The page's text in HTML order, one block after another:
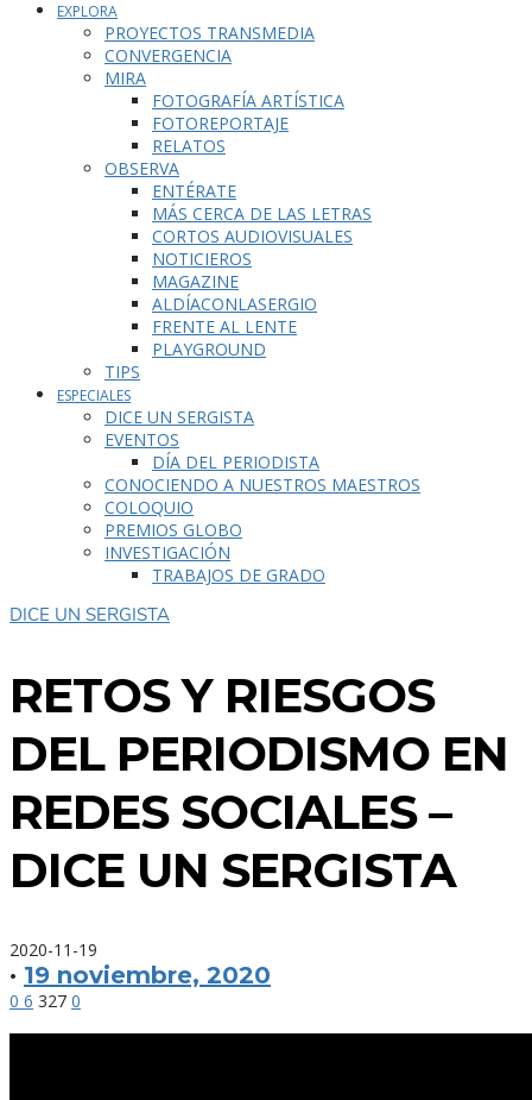
EXPLORA
PROYECTOS TRANSMEDIA
CONVERGENCIA
MIRA
FOTOGRAFÍA ARTÍSTICA
FOTOREPORTAJE
RELATOS
OBSERVA
ENTÉRATE
MÁS CERCA DE LAS LETRAS
CORTOS AUDIOVISUALES
NOTICIEROS
MAGAZINE
ALDÍACONLASERGIO
FRENTE AL LENTE
PLAYGROUND
TIPS
ESPECIALES
DICE UN SERGISTA
EVENTOS
DÍA DEL PERIODISTA
CONOCIENDO A NUESTROS MAESTROS
COLOQUIO
PREMIOS GLOBO
INVESTIGACIÓN
TRABAJOS DE GRADO
DICE UN SERGISTA
RETOS Y RIESGOS
DEL PERIODISMO EN
REDES SOCIALES –
DICE UN SERGISTA
2020-11-19
· 19 noviembre, 2020
0 6 327 0